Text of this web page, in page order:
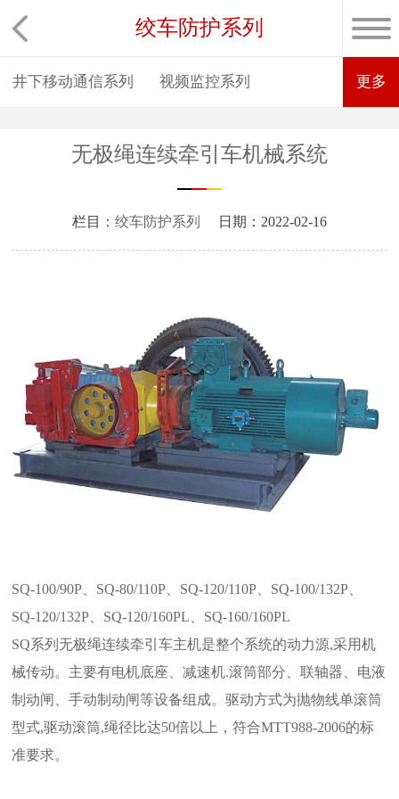
绞车防护系列
井下移动通信系列 视频监控系列 更多
无极绳连续牵引车机械系统
栏目： 绞车防护系列 日期：2022-02-16
SQ-100/90P、SQ-80/110P、SQ-120/110P、SQ-100/132P、
SQ-120/132P、SQ-120/160PL、SQ-160/160PL
SQ系列无极绳连续牵引车主机是整个系统的动力源,采用机
械传动。主要有电机底座、减速机.滚筒部分、联轴器、电液
制动闸、手动制动闸等设备组成。驱动方式为抛物线单滚筒
型式,驱动滚筒,绳径比达50倍以上，符合MTT988-2006的标
准要求。